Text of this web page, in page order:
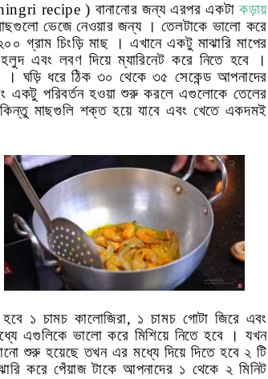
recipe ) বানানোর জন্য এরপর একটা কড়ায়
ভেজে নেওয়ার জন্য । তেলটাকে ভালো করে
গ্রাম চিংড়ি মাছ । এখানে একটু মাঝারি মাপের
এবং লবণ দিয়ে ম্যারিনেট করে নিতে হবে ।
। ঘড়ি ধরে ঠিক ৩০ থেকে ৩৫ সেকেন্ড আপনাদের
একটু পরিবর্তন হওয়া শুরু করলে এগুলোকে তেলের
মাছগুলি শক্ত হয়ে যাবে এবং খেতে একদমই
১ চামচ কালোজিরা, ১ চামচ গোটা জিরে এবং
এগুলিকে ভালো করে মিশিয়ে নিতে হবে । যখন
শুরু হয়েছে তখন এর মধ্যে দিয়ে দিতে হবে ২ টি
করে পেঁয়াজ টাকে আপনাদের ১ থেকে ২ মিনিট